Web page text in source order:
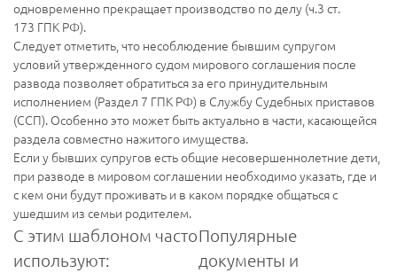
одновременно прекращает производство по делу (ч.3 ст.
173 ГПК РФ).
Следует отметить, что несоблюдение бывшим супругом
условий утвержденного судом мирового соглашения после
развода позволяет обратиться за его принудительным
исполнением (Раздел 7 ГПК РФ) в Службу Судебных приставов
(ССП). Особенно это может быть актуально в части, касающейся
раздела совместно нажитого имущества.
Если у бывших супругов есть общие несовершеннолетние дети,
при разводе в мировом соглашении необходимо указать, где и
с кем они будут проживать и в каком порядке общаться с
ушедшим из семьи родителем.
С этим шаблоном часто
используют:
Популярные
документы и